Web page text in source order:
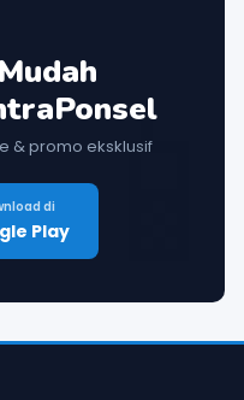
& promo eksklusif
di
Play